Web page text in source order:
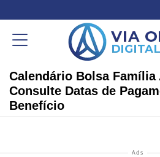
Calendário Bolsa Família
Consulte Datas de
Benefício
Ads